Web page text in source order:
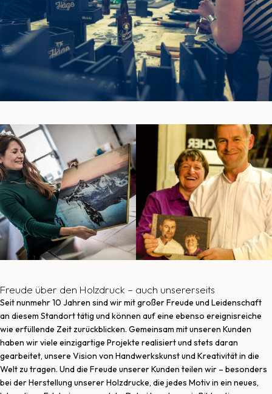
Freude über den Holzdruck – auch unsererseits
Seit nunmehr 10 Jahren sind wir mit großer Freude und Leidenschaft
an diesem Standort tätig und können auf eine ebenso ereignisreiche
wie erfüllende Zeit zurückblicken. Gemeinsam mit unseren Kunden
haben wir viele einzigartige Projekte realisiert und stets daran
gearbeitet, unsere Vision von Handwerkskunst und Kreativität in die
Welt zu tragen. Und die Freude unserer Kunden teilen wir – besonders
bei der Herstellung unserer Holzdrucke, die jedes Motiv in ein neues,